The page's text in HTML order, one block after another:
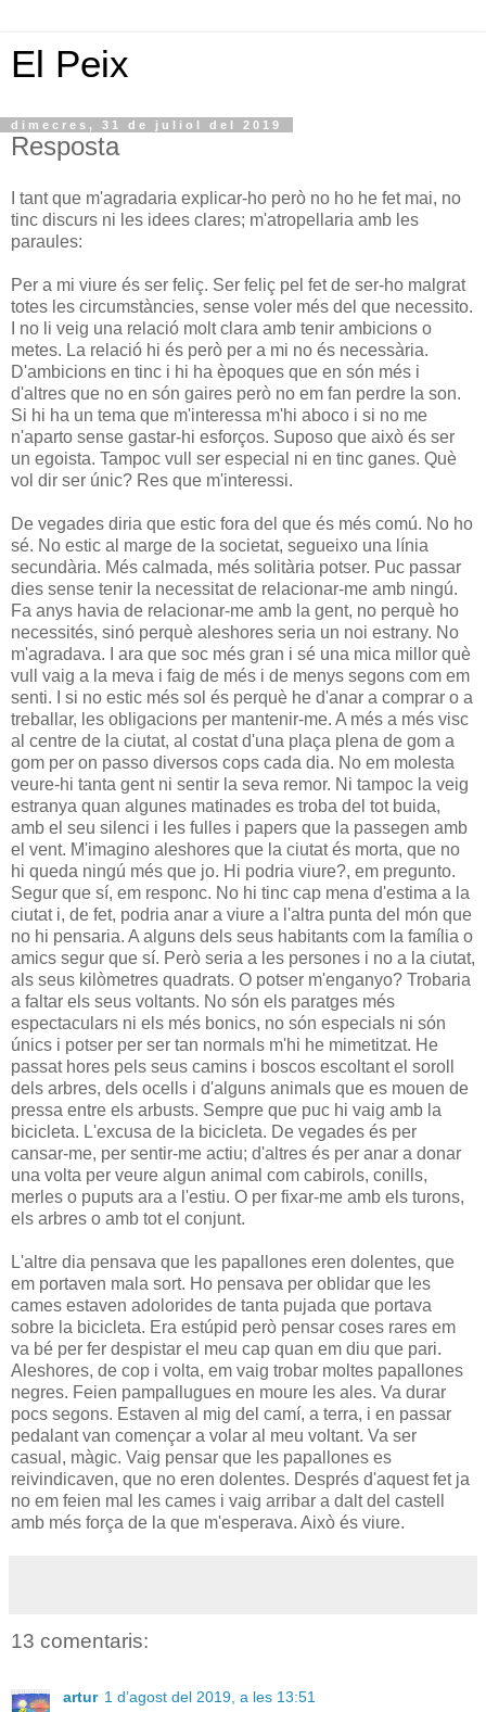
El Peix
dimecres, 31 de juliol del 2019
Resposta
I tant que m'agradaria explicar-ho però no ho he fet mai, no
tinc discurs ni les idees clares; m'atropellaria amb les
paraules:
Per a mi viure és ser feliç. Ser feliç pel fet de ser-ho malgrat
totes les circumstàncies, sense voler més del que necessito.
I no li veig una relació molt clara amb tenir ambicions o
metes. La relació hi és però per a mi no és necessària.
D'ambicions en tinc i hi ha èpoques que en són més i
d'altres que no en són gaires però no em fan perdre la son.
Si hi ha un tema que m'interessa m'hi aboco i si no me
n'aparto sense gastar-hi esforços. Suposo que això és ser
un egoista. Tampoc vull ser especial ni en tinc ganes. Què
vol dir ser únic? Res que m'interessi.
De vegades diria que estic fora del que és més comú. No ho
sé. No estic al marge de la societat, segueixo una línia
secundària. Més calmada, més solitària potser. Puc passar
dies sense tenir la necessitat de relacionar-me amb ningú.
Fa anys havia de relacionar-me amb la gent, no perquè ho
necessités, sinó perquè aleshores seria un noi estrany. No
m'agradava. I ara que soc més gran i sé una mica millor què
vull vaig a la meva i faig de més i de menys segons com em
senti. I si no estic més sol és perquè he d'anar a comprar o a
treballar, les obligacions per mantenir-me. A més a més visc
al centre de la ciutat, al costat d'una plaça plena de gom a
gom per on passo diversos cops cada dia. No em molesta
veure-hi tanta gent ni sentir la seva remor. Ni tampoc la veig
estranya quan algunes matinades es troba del tot buida,
amb el seu silenci i les fulles i papers que la passegen amb
el vent. M'imagino aleshores que la ciutat és morta, que no
hi queda ningú més que jo. Hi podria viure?, em pregunto.
Segur que sí, em responc. No hi tinc cap mena d'estima a la
ciutat i, de fet, podria anar a viure a l'altra punta del món que
no hi pensaria. A alguns dels seus habitants com la família o
amics segur que sí. Però seria a les persones i no a la ciutat,
als seus kilòmetres quadrats. O potser m'enganyo? Trobaria
a faltar els seus voltants. No són els paratges més
espectaculars ni els més bonics, no són especials ni són
únics i potser per ser tan normals m'hi he mimetitzat. He
passat hores pels seus camins i boscos escoltant el soroll
dels arbres, dels ocells i d'alguns animals que es mouen de
pressa entre els arbusts. Sempre que puc hi vaig amb la
bicicleta. L'excusa de la bicicleta. De vegades és per
cansar-me, per sentir-me actiu; d'altres és per anar a donar
una volta per veure algun animal com cabirols, conills,
merles o puputs ara a l'estiu. O per fixar-me amb els turons,
els arbres o amb tot el conjunt.
L'altre dia pensava que les papallones eren dolentes, que
em portaven mala sort. Ho pensava per oblidar que les
cames estaven adolorides de tanta pujada que portava
sobre la bicicleta. Era estúpid però pensar coses rares em
va bé per fer despistar el meu cap quan em diu que pari.
Aleshores, de cop i volta, em vaig trobar moltes papallones
negres. Feien pampallugues en moure les ales. Va durar
pocs segons. Estaven al mig del camí, a terra, i en passar
pedalant van començar a volar al meu voltant. Va ser
casual, màgic. Vaig pensar que les papallones es
reivindicaven, que no eren dolentes. Després d'aquest fet ja
no em feien mal les cames i vaig arribar a dalt del castell
amb més força de la que m'esperava. Això és viure.
13 comentaris:
artur 1 d’agost del 2019, a les 13:51